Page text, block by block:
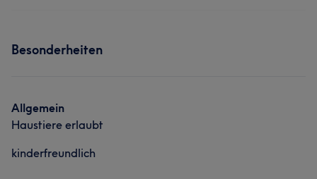
Besonderheiten
Allgemein
Haustiere erlaubt
kinderfreundlich